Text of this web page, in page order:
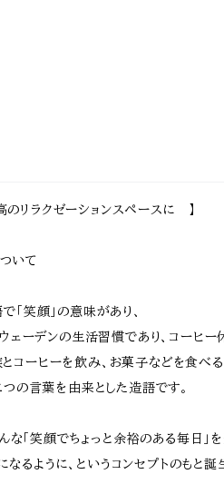
リラクゼーションスペースに 】
いて
「笑顔」の意味があり、
ェーデンの生活習慣であり、コーヒー
コーヒーを飲み、お菓子などを食べる
の言葉を由来とした造語です。
な「笑顔でちょっと余裕のある毎日」
るように、というコンセプトのもと誕